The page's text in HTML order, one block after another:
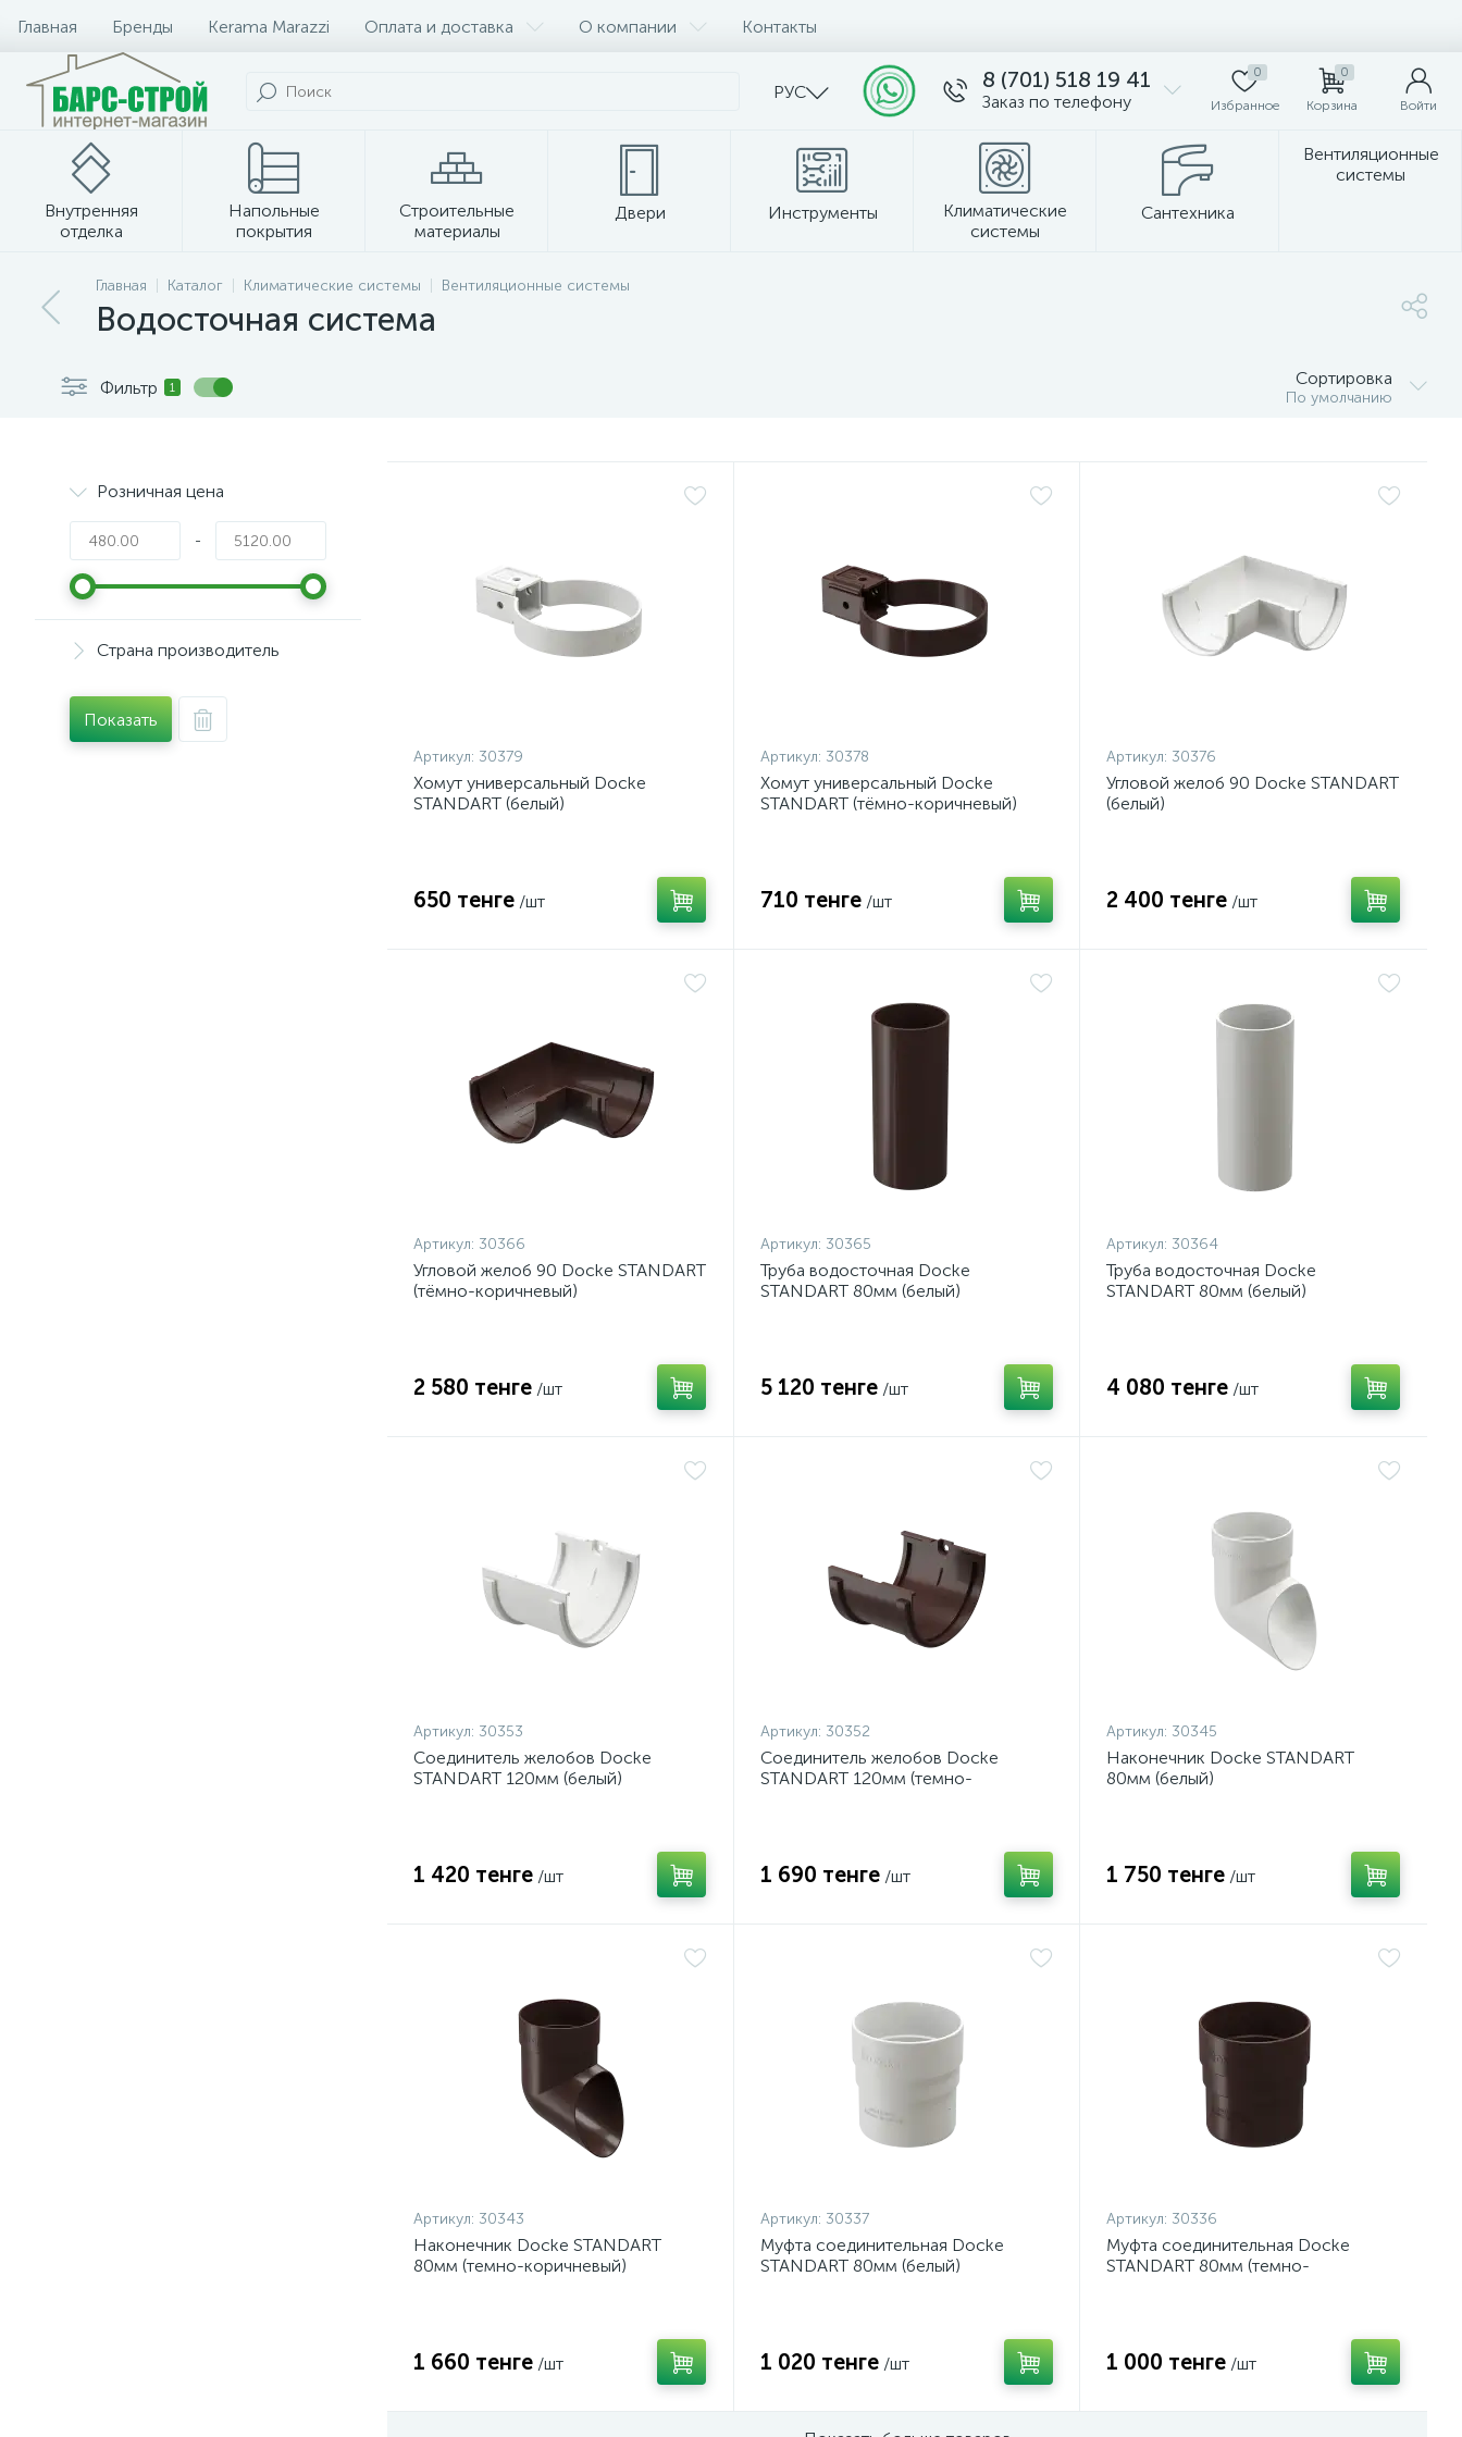
Главная Бренды Kerama Marazzi Оплата и доставка О компании Контакты
РУС 8 (701) 518 19 41
Заказ по телефону
0
Избранное
0
Корзина Войти
Внутренняя
отделка
Напольные
покрытия
Строительные
материалы
Двери Инструменты
Климатические
системы
Сантехника
Вентиляционные
системы
Плитка и керамогранит
Главная Каталог Климатические системы Вентиляционные системы
Водосточная система
Фильтр 1 Сортировка
По умолчанию
Розничная цена
-
Страна производитель
Показать
Артикул: 30379
Хомут универсальный Docke
STANDART (белый)
650 тенге /шт
Артикул: 30378
Хомут универсальный Docke
STANDART (тёмно-коричневый)
710 тенге /шт
Артикул: 30376
Угловой желоб 90 Docke STANDART
(белый)
2 400 тенге /шт
Артикул: 30366
Угловой желоб 90 Docke STANDART
(тёмно-коричневый)
2 580 тенге /шт
Артикул: 30365
Труба водосточная Docke
STANDART 80мм (белый)
5 120 тенге /шт
Артикул: 30364
Труба водосточная Docke
STANDART 80мм (белый)
4 080 тенге /шт
Артикул: 30353
Соединитель желобов Docke
STANDART 120мм (белый)
1 420 тенге /шт
Артикул: 30352
Соединитель желобов Docke
STANDART 120мм (темно-
1 690 тенге /шт
Артикул: 30345
Наконечник Docke STANDART
80мм (белый)
1 750 тенге /шт
Артикул: 30343
Наконечник Docke STANDART
80мм (темно-коричневый)
1 660 тенге /шт
Артикул: 30337
Муфта соединительная Docke
STANDART 80мм (белый)
1 020 тенге /шт
Артикул: 30336
Муфта соединительная Docke
STANDART 80мм (темно-
1 000 тенге /шт